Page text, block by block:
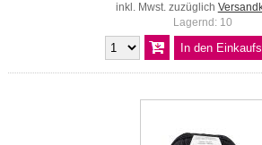
inkl. Mwst. zuzüglich
Lagernd: 10